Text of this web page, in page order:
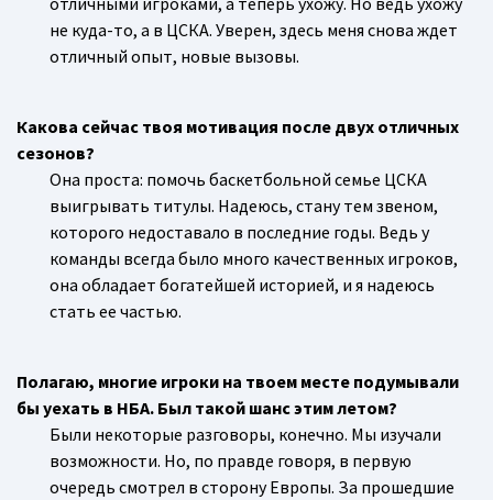
не куда-то, а в ЦСКА. Уверен, здесь меня снова ждет
отличный опыт, новые вызовы.
Какова сейчас твоя мотивация после двух отличных
сезонов?
Она проста: помочь баскетбольной семье ЦСКА
выигрывать титулы. Надеюсь, стану тем звеном,
которого недоставало в последние годы. Ведь у
команды всегда было много качественных игроков,
она обладает богатейшей историей, и я надеюсь
стать ее частью.
Полагаю, многие игроки на твоем месте подумывали
бы уехать в НБА. Был такой шанс этим летом?
Были некоторые разговоры, конечно. Мы изучали
возможности. Но, по правде говоря, в первую
очередь смотрел в сторону Европы. За прошедшие